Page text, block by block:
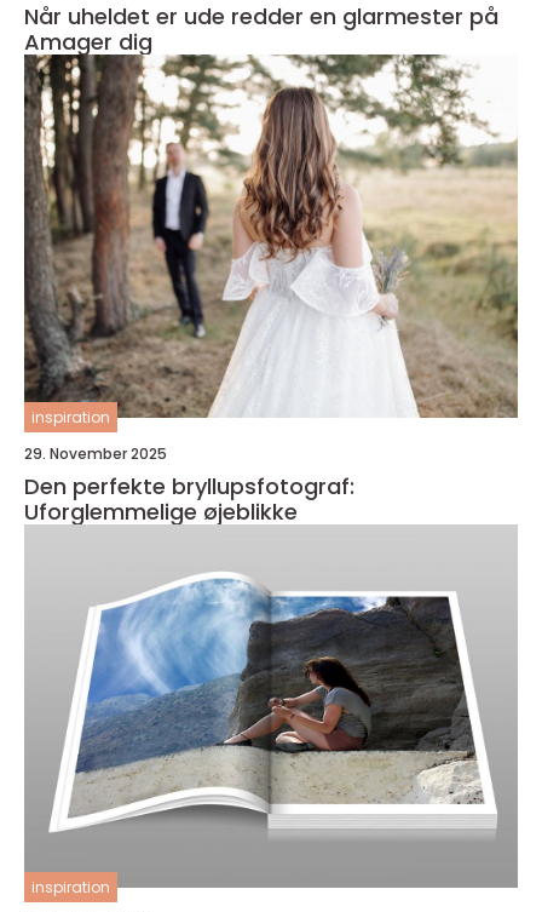
Når uheldet er ude redder en glarmester på
Amager dig
inspiration
29. November 2025
Den perfekte bryllupsfotograf:
Uforglemmelige øjeblikke
inspiration